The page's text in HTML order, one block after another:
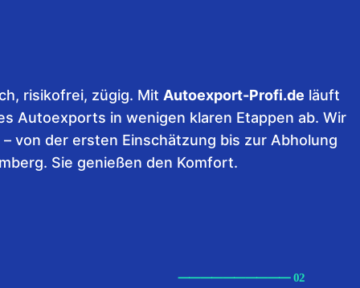
risikofrei, zügig. Mit Autoexport-Profi.de läuft
Autoexports in wenigen klaren Etappen ab. Wir
von der ersten Einschätzung bis zur Abholung
Sie genießen den Komfort.
⸺⸺⸺⸺⸺ 02